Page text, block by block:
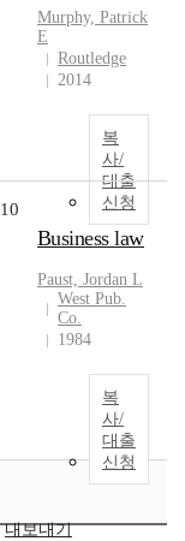
Murphy, Patrick
E
Routledge
2014
복
사/
대출
신청
10
Business law
Paust, Jordan L
West Pub.
Co.
1984
복
사/
대출
신청
내보내기